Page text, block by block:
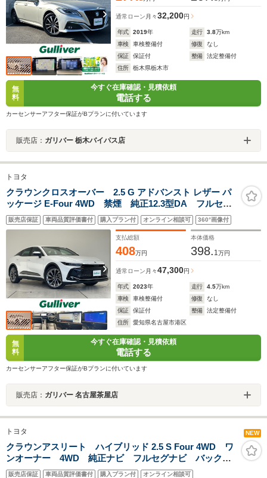
通常ローン 月々32,200円
年式 2019年 走行 3.8万km
車検
車検整備付 修復
なし
保証
保証付 整備
法定整備付
住所
栃木県栃木市
無
料
今すぐ在庫確認・見積依頼
電話する
カーセンサーアフター保証がBプランに付いています
販売店： ガリバー 栃木バイパス店
トヨタ
クラウンクロスオーバー 2.5 G アドバンスト レザー パ
ッケージ E-Four 4WD 禁煙 純正12.3型DA フルセ
グ パノラミックビューモニター BSM シートヒータ
ー ベンチレーション 三眼LEDヘッドライト 純正21
インチAW レーダークルーズ デジタルインナーミラ
ー ドラレコ
販売店保証 車両品質評価書付 購入プラン付 オンライン相談可 360°画像付
支払総額
408万円
本体価格
398. 1万円
通常ローン 月々47,300円
年式 2023年 走行 4.5万km
車検
車検整備付 修復
なし
保証
保証付 整備
法定整備付
住所
愛知県名古屋市港区
無
料
今すぐ在庫確認・見積依頼
電話する
カーセンサーアフター保証がBプランに付いています
販売店： ガリバー 名古屋茶屋店
トヨタ NEW
クラウンアスリート ハイブリッド 2.5 S Four 4WD ワ
ンオーナー 4WD 純正ナビ フルセグナビ バックカ
メラ 純正AW付きサマータイヤ車載 クルコン オート
販売店保証 車両品質評価書付 購入プラン付 オンライン相談可